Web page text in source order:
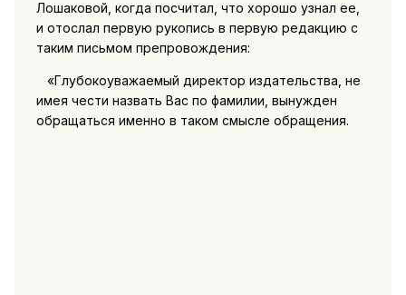
Лошаковой, когда посчитал, что хорошо узнал ее,
и отослал первую рукопись в первую редакцию с
таким письмом препровождения:
«Глубокоуважаемый директор издательства, не
имея чести назвать Вас по фамилии, вынужден
обращаться именно в таком смысле обращения.